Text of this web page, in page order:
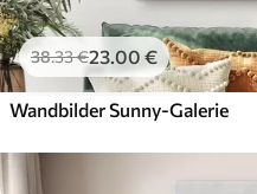
38.33€23.00 €
Wandbilder Sunny-Galerie